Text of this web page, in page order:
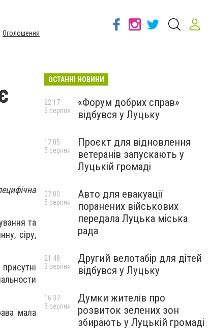
Оголошення
та
сіру,
мала
ОСТАННІ НОВИНИ
«Форум добрих справ»
відбувся у Луцьку
22:17
5 серпня
Проєкт для відновлення
ветеранів запускають у
Луцькій громаді
17:05
5 серпня
Авто для евакуації
поранених військових
передала Луцька міська
рада
07:00
5 серпня
Другий велотабір для дітей
відбувся у Луцьку
21:48
3 серпня
Думки жителів про
розвиток зелених зон
збирають у Луцькій громаді
16:37
3 серпня